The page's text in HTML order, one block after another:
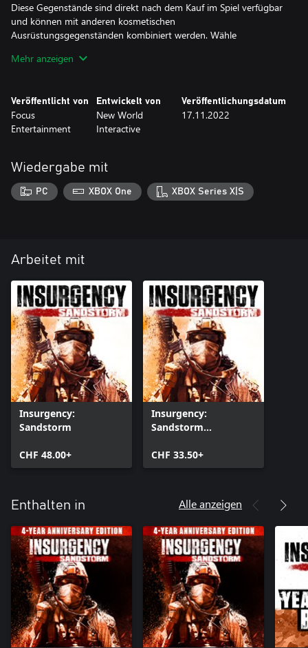
Diese Gegenstände sind direkt nach dem Kauf im Spiel verfügbar
und können mit anderen kosmetischen
Ausrüstungsgegenständen kombiniert werden. Wähle
Das Waffenskin-Set „Black Powder“ ist im Paket „Livewire-Set“
Mehr anzeigen
Veröffentlicht von
Focus
Entertainment
Entwickelt von
New World
Interactive
Veröffentlichungsdatum
17.11.2022
Wiedergabe mit
PC XBOX One XBOX Series X|S
Arbeitet mit
Insurgency:
Sandstorm
CHF 48.00+
Insurgency:
Sandstorm
CHF 33.50+
Enthalten in Alle anzeigen